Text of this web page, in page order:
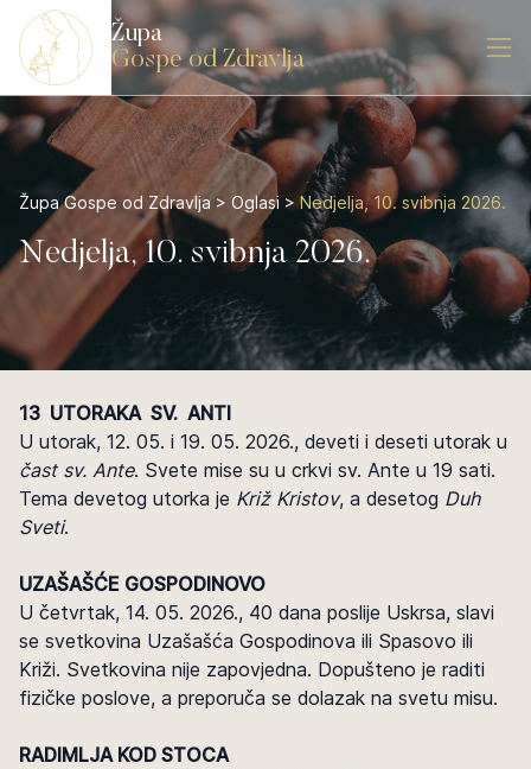
Župa
Gospe od Zdravlja
Župa Gospe od Zdravlja> Oglasi >Nedjelja, 10. svibnja 2026.
Nedjelja, 10. svibnja 2026.
13 UTORAKA SV. ANTI
U utorak, 12. 05. i 19. 05. 2026., deveti i deseti utorak u
čast sv. Ante. Svete mise su u crkvi sv. Ante u 19 sati.
Tema devetog utorka je Križ Kristov, a desetog Duh
Sveti.
UZAŠAŠĆE GOSPODINOVO
U četvrtak, 14. 05. 2026., 40 dana poslije Uskrsa, slavi
se svetkovina Uzašašća Gospodinova ili Spasovo ili
Križi. Svetkovina nije zapovjedna. Dopušteno je raditi
fizičke poslove, a preporuča se dolazak na svetu misu.
RADIMLJA KOD STOCA